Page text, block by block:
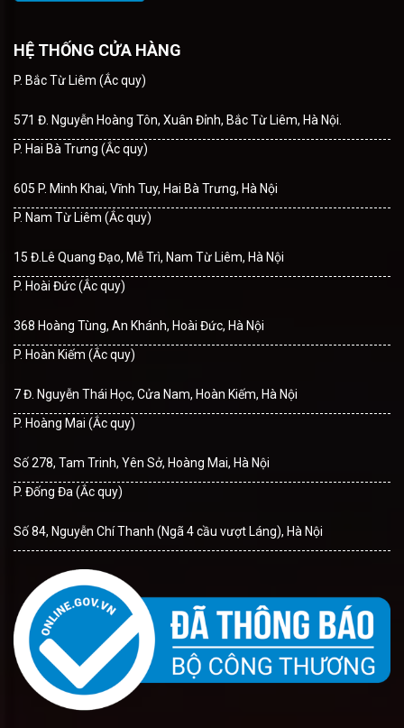
HỆ THỐNG CỬA HÀNG
P. Bắc Từ Liêm (Ắc quy)
571 Đ. Nguyễn Hoàng Tôn, Xuân Đỉnh, Bắc Từ Liêm, Hà Nội.
P. Hai Bà Trưng (Ắc quy)
605 P. Minh Khai, Vĩnh Tuy, Hai Bà Trưng, Hà Nội
P. Nam Từ Liêm (Ắc quy)
15 Đ.Lê Quang Đạo, Mễ Trì, Nam Từ Liêm, Hà Nội
P. Hoài Đức (Ắc quy)
368 Hoàng Tùng, An Khánh, Hoài Đức, Hà Nội
P. Hoàn Kiếm (Ắc quy)
7 Đ. Nguyễn Thái Học, Cửa Nam, Hoàn Kiếm, Hà Nội
P. Hoàng Mai (Ắc quy)
Số 278, Tam Trinh, Yên Sở, Hoàng Mai, Hà Nội
P. Đống Đa (Ắc quy)
Số 84, Nguyễn Chí Thanh (Ngã 4 cầu vượt Láng), Hà Nội